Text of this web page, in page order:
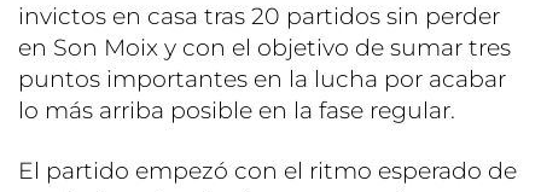
invictos en casa tras 20 partidos sin perder
en Son Moix y con el objetivo de sumar tres
puntos importantes en la lucha por acabar
lo más arriba posible en la fase regular.
El partido empezó con el ritmo esperado de